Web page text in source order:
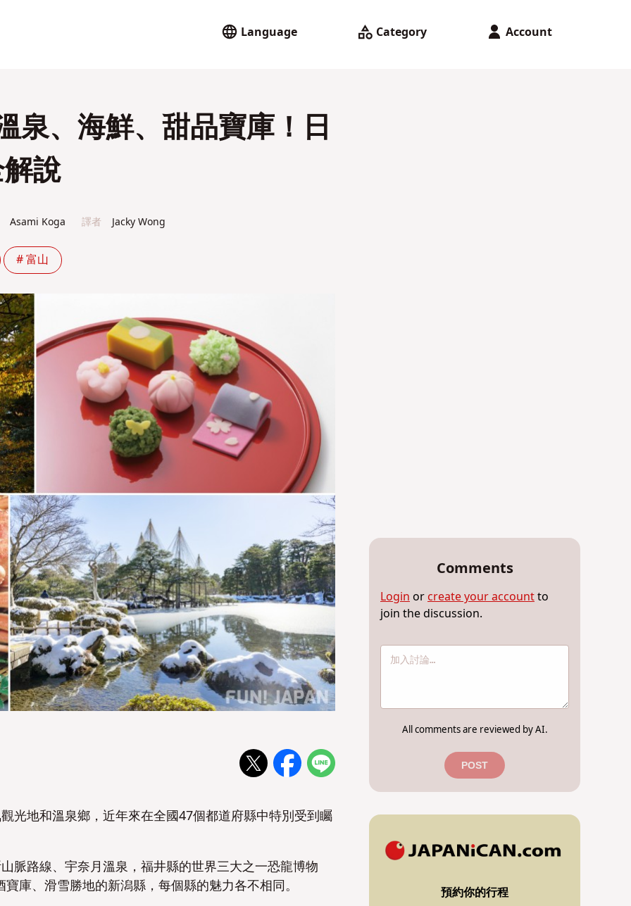
Language Category Account
泉、海鮮、甜品寶庫！日
說
Asami Koga 譯者 Jacky Wong
# 富山
光地和溫泉鄉，近年來在全國47個都道府縣中特別受到矚
脈路線、宇奈月溫泉，福井縣的世界三大之一恐龍博物
庫、滑雪勝地的新潟縣，每個縣的魅力各不相同。
Comments
Login or create your accountto
join the discussion.
All comments are reviewed by AI.
POST
預約你的行程